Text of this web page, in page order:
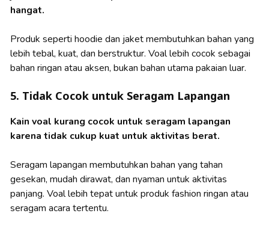
hangat.
Produk seperti hoodie dan jaket membutuhkan bahan yang
lebih tebal, kuat, dan berstruktur. Voal lebih cocok sebagai
bahan ringan atau aksen, bukan bahan utama pakaian luar.
5. Tidak Cocok untuk Seragam Lapangan
Kain voal kurang cocok untuk seragam lapangan
karena tidak cukup kuat untuk aktivitas berat.
Seragam lapangan membutuhkan bahan yang tahan
gesekan, mudah dirawat, dan nyaman untuk aktivitas
panjang. Voal lebih tepat untuk produk fashion ringan atau
seragam acara tertentu.